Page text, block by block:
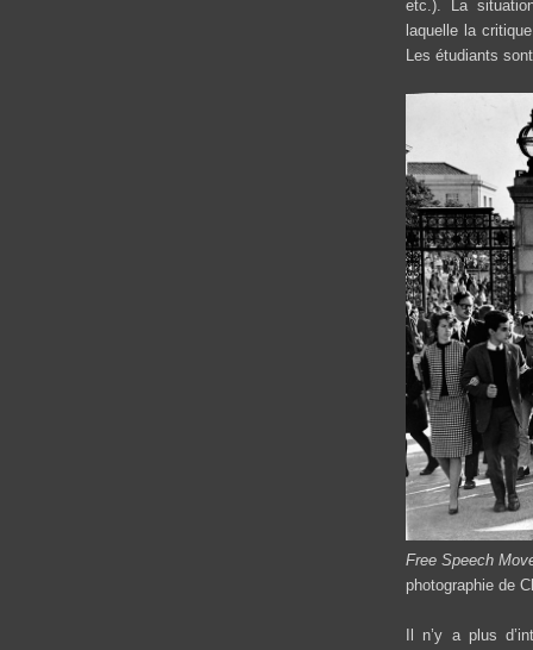
etc.). La
laquelle la
Les étudiants
Free Speech
photographie de
Il n’y a plus